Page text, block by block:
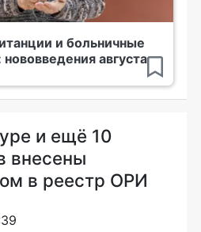
и больничные
августа
и ещё 10
внесены
в реестр ОРИ